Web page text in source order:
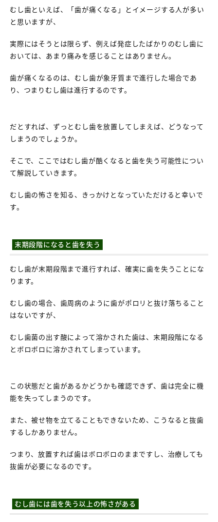
むし歯といえば、「歯が痛くなる」とイメージする人が多い
と思いますが、
実際にはそうとは限らず、例えば発症したばかりのむし歯に
おいては、あまり痛みを感じることはありません。
歯が痛くなるのは、むし歯が象牙質まで進行した場合であ
り、つまりむし歯は進行するのです。
だとすれば、ずっとむし歯を放置してしまえば、どうなって
しまうのでしょうか。
そこで、ここではむし歯が酷くなると歯を失う可能性につい
て解説していきます。
むし歯の怖さを知る、きっかけとなっていただけると幸いで
す。
末期段階になると歯を失う
むし歯が末期段階まで進行すれば、確実に歯を失うことにな
ります。
むし歯の場合、歯周病のように歯がポロリと抜け落ちること
はないですが、
むし歯菌の出す酸によって溶かされた歯は、末期段階になる
とボロボロに溶かされてしまっています。
この状態だと歯があるかどうかも確認できず、歯は完全に機
能を失ってしまうのです。
また、被せ物を立てることもできないため、こうなると抜歯
するしかありません。
つまり、放置すれば歯はボロボロのままですし、治療しても
抜歯が必要になるのです。
むし歯には歯を失う以上の怖さがある